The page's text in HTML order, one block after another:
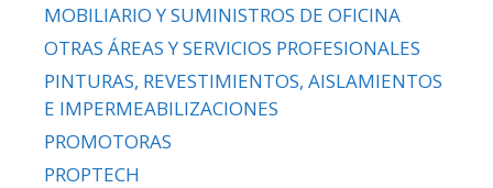
MOBILIARIO Y SUMINISTROS DE OFICINA
OTRAS ÁREAS Y SERVICIOS PROFESIONALES
PINTURAS, REVESTIMIENTOS, AISLAMIENTOS
E IMPERMEABILIZACIONES
PROMOTORAS
PROPTECH